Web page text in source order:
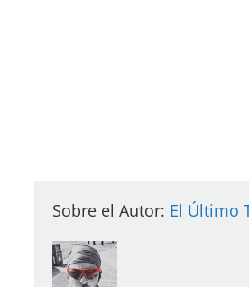
Sobre el Autor: El Último